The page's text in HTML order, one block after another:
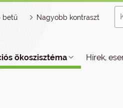
betű Nagyobb kontraszt
ökoszisztéma Hírek,